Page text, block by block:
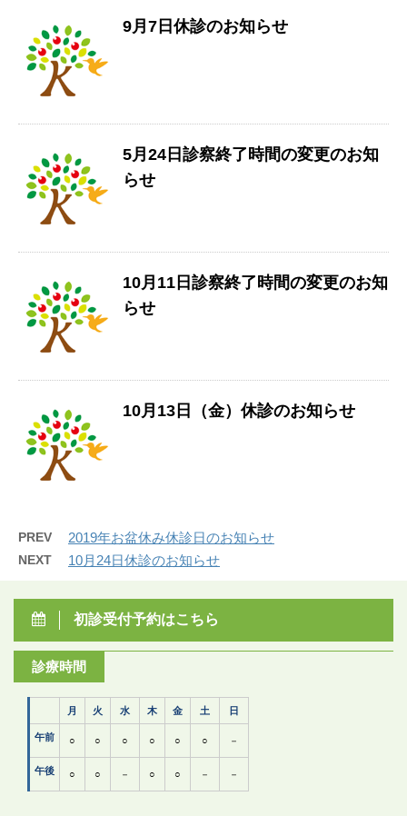
9月7日休診のお知らせ
5月24日診察終了時間の変更のお知
らせ
10月11日診察終了時間の変更のお知
らせ
10月13日（金）休診のお知らせ
PREV 2019年お盆休み休診日のお知らせ
NEXT 10月24日休診のお知らせ
初診受付予約はこちら
診療時間
月 火 水 木 金 土 日
午前 ○ ○ ○ ○ ○ ○ －
午後 ○ ○ － ○ ○ － －